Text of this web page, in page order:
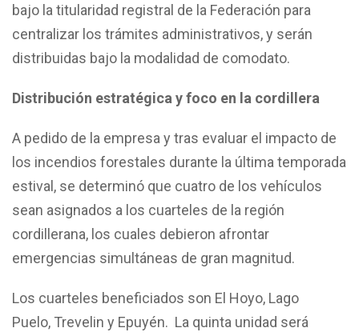
bajo la titularidad registral de la Federación para
centralizar los trámites administrativos, y serán
distribuidas bajo la modalidad de comodato.
Distribución estratégica y foco en la cordillera
A pedido de la empresa y tras evaluar el impacto de
los incendios forestales durante la última temporada
estival, se determinó que cuatro de los vehículos
sean asignados a los cuarteles de la región
cordillerana, los cuales debieron afrontar
emergencias simultáneas de gran magnitud.
Los cuarteles beneficiados son El Hoyo, Lago
Puelo, Trevelin y Epuyén. La quinta unidad será